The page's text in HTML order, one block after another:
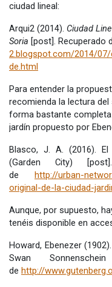
ciudad lineal:
Arqui2 (2014). Ciudad
Soria [post]. Recuperado
2.blogspot.com/2014/
de.html
Para entender la
recomienda la lectura
forma bastante
jardín propuesto por
Blasco, J. A. (2016).
(Garden City)
de http://urban-
original-de-la-ciudad-
Aunque, por supuesto,
tenéis disponible en
Howard, Ebenezer
Swan
de http://